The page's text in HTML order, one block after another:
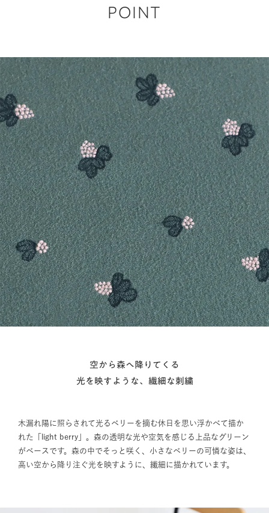
POINT
空から森へ降りてくる
光を映すような、繊細な刺繍
木漏れ陽に照らされて光るベリーを摘む休日を思い浮かべて描か
れた「light berry」。森の透明な光や空気を感じる上品なグリーン
がベースです。森の中でそっと咲く、小さなベリーの可憐な姿は、
高い空から降り注ぐ光を映すように、繊細に描かれています。